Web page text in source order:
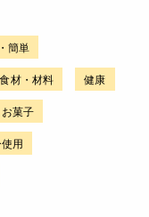
簡単
食材・材料 健康
菓子
用